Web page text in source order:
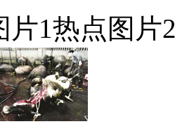
片1热点图片